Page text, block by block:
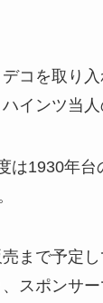
コを取り入
インツ当人
は1930年台
まで予定し
スポンサ